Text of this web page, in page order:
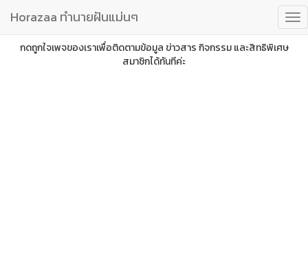
Horazaa ทำนายฝันแม่นๆ
กดถูกใจเพจของเราเพื่อติดตามข้อมูล ข่าวสาร กิจกรรม และสิทธิพิเศษ
สมาชิกได้ทันทีค่ะ